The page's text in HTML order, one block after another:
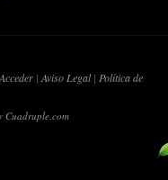
Acceder | Aviso Legal| Política de
Cuadruple.com